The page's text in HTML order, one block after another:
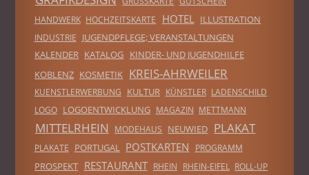
HANDWERK HOCHZEITSKARTE HOTEL ILLUSTRATION
INDUSTRIE
JUGENDPFLEGE; VERANSTALTUNGEN
KALENDER KATALOG KINDER- UND JUGENDHILFE
KOBLENZ KOSMETIK KREIS-AHRWEILER
KUENSTLERWERBUNG KULTUR KÜNSTLER LADENSCHILD
LOGO
LOGOENTWICKLUNG MAGAZIN METTMANN
MITTELRHEIN MODEHAUS NEUWIED PLAKAT
PLAKATE PORTUGAL POSTKARTEN PROGRAMM
PROSPEKT RESTAURANT RHEIN RHEIN-EIFEL ROLL-UP